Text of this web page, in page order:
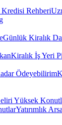
Rehberi
Günlük Kiralık
Kiralık İş Yeri
Ödeyebilirim
Yüksek
Yatırımlık